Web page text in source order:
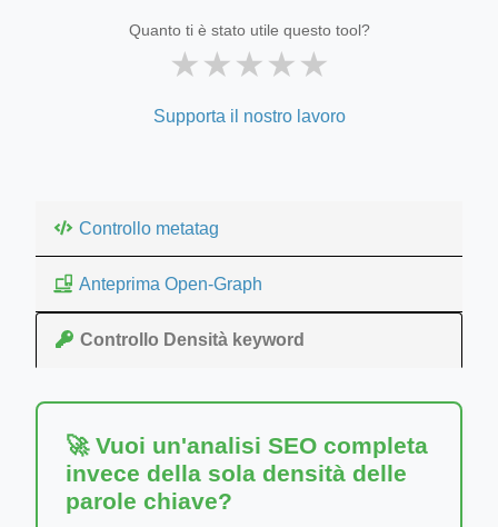
Quanto ti è stato utile questo tool?
★★★★★
Supporta il nostro lavoro
Controllo metatag
Anteprima Open-Graph
Controllo Densità keyword
🚀 Vuoi un'analisi SEO completa
invece della sola densità delle
parole chiave?